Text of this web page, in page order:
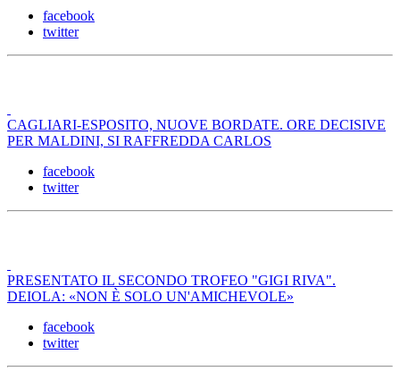
facebook
twitter
CAGLIARI-ESPOSITO, NUOVE BORDATE. ORE DECISIVE
PER MALDINI, SI RAFFREDDA CARLOS
facebook
twitter
PRESENTATO IL SECONDO TROFEO "GIGI RIVA".
DEIOLA: «NON È SOLO UN'AMICHEVOLE»
facebook
twitter